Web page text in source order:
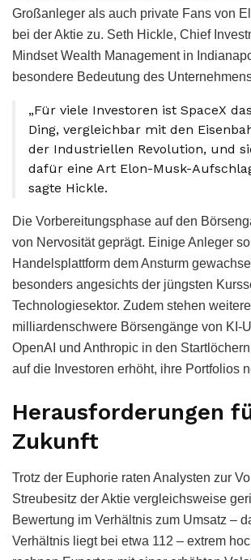
Großanleger als auch private Fans von
bei der Aktie zu. Seth Hickle, Chief
Mindset Wealth Management in
besondere Bedeutung des
„Für viele Investoren ist SpaceX
Ding, vergleichbar mit den
der Industriellen Revolution, und
dafür eine Art Elon-Musk-
sagte Hickle.
Die Vorbereitungsphase auf den
von Nervosität geprägt. Einige Anleger
Handelsplattform dem Ansturm
besonders angesichts der jüngsten
Technologiesektor. Zudem stehen weitere
milliardenschwere Börsengänge von KI-
OpenAI und Anthropic in den
auf die Investoren erhöht, ihre Portfolios
Herausforderungen
Zukunft
Trotz der Euphorie raten Analysten zur
Streubesitz der Aktie vergleichsweise
Bewertung im Verhältnis zum Umsatz –
Verhältnis liegt bei etwa 112 – extrem